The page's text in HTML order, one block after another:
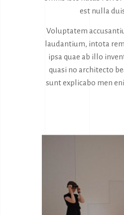
est nulla
Voluptatem
laudantium, intota
ipsa quae ab illo
quasi no architecto
sunt explicabo men